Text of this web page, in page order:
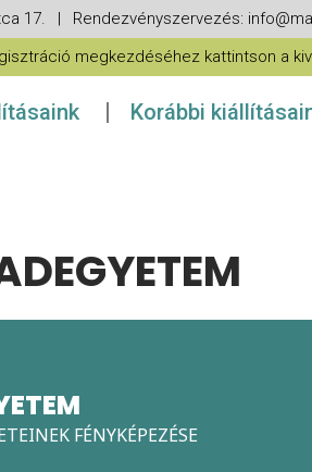
17. | Rendezvényszervezés:
megkezdéséhez kattintson a
Korábbi
FÉNYKÉPEZÉSE